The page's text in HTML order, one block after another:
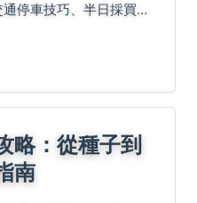
停車技巧、半日採買行
略：從種子到
南